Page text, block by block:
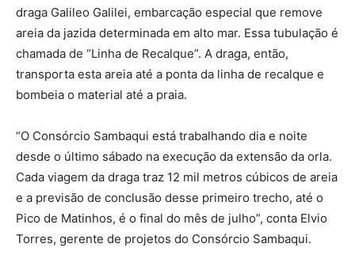
draga Galileo Galilei, embarcação especial que remove
areia da jazida determinada em alto mar. Essa tubulação é
chamada de “Linha de Recalque”. A draga, então,
transporta esta areia até a ponta da linha de recalque e
bombeia o material até a praia.
“O Consórcio Sambaqui está trabalhando dia e noite
desde o último sábado na execução da extensão da orla.
Cada viagem da draga traz 12 mil metros cúbicos de areia
e a previsão de conclusão desse primeiro trecho, até o
Pico de Matinhos, é o final do mês de julho”, conta Elvio
Torres, gerente de projetos do Consórcio Sambaqui.